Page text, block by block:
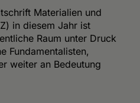
Materialien und
in diesem Jahr ist
Raum unter Druck
Fundamentalisten,
weiter an Bedeutung